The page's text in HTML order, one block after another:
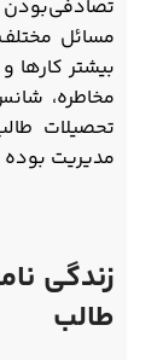
مسائل
بیشتر کارها
مخاطره،
تحصیلات
مدیریت
زندگی
طالب